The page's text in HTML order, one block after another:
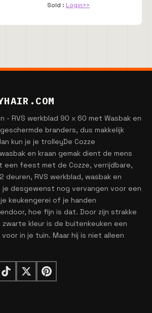
Sold : Login>>
- RVS werkblad 90 x 60 met Wasbak en
branders, dus makkelijk
kun je je trolleyDe Cozze
en kraan gemak dient de mens
een feest met de Cozze, verrijdbare,
deuren, RVS werkblad, wasbak en
je desgewenst nog vervangen voor een
keukengerei of je handen
hoe fijn is dat. Door zijn strakke
kleur is de buitenkeuken een
in je tuin. Maar hij is niet alleen